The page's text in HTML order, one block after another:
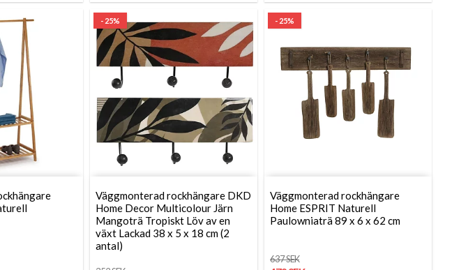
- 25%
Väggmonterad rockhängare DKD
Home Decor Multicolour Järn
Mangoträ Tropiskt Löv av en
växt Lackad 38 x 5 x 18 cm (2
antal)
- 25%
Väggmonterad rockhängare
Home ESPRIT Naturell
Paulowniaträ 89 x 6 x 62 cm
637 SEK